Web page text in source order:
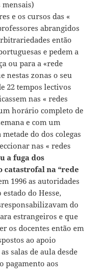
mensais)
e os cursos das «
abrangidos
então
e pedem a
ou para a «rede
nestas zonas o seu
22 tempos lectivos
nas « redes
horário completo de
e com um
do dos colegas
nas « redes
a fuga dos
catastrofal na “rede
1996 as autoridades
do Hesse,
do
estrangeiros e que
os docentes então em
ao apoio
salas de aula desde
pagamento aos